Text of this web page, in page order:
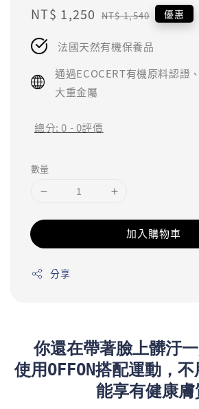
Sale
NT$ 1,250 Regular
NT$ 1,540 優惠
法國天然有機保養品
通過ECOCERT有機原料認證
大重金屬
總分:0 -0評價
數量
加入購物車
分享
你還在帶著臉上髒汙
使用OFFON搭配運動，
能享有健康膚